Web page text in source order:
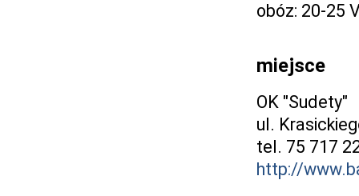
obóz: 20-25
miejsce
OK "Sudety"
ul.
tel. 75 717
http://